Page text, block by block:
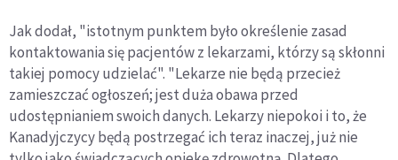
Jak dodał, "istotnym punktem było określenie zasad
kontaktowania się pacjentów z lekarzami, którzy są skłonni
takiej pomocy udzielać". "Lekarze nie będą przecież
zamieszczać ogłoszeń; jest duża obawa przed
udostępnianiem swoich danych. Lekarzy niepokoi i to, że
Kanadyjczycy będą postrzegać ich teraz inaczej, już nie